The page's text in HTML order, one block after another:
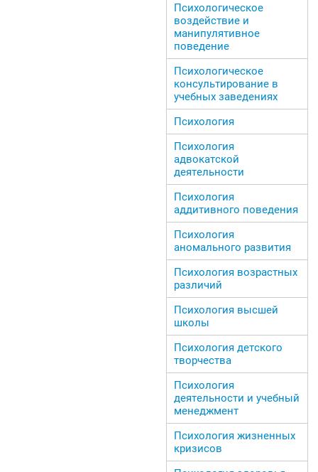
Психологическое
воздействие и
манипулятивное
поведение
Психологическое
консультирование в
учебных заведениях
Психология
Психология
адвокатской
деятельности
Психология
аддитивного поведения
Психология
аномального развития
Психология возрастных
различий
Психология высшей
школы
Психология детского
творчества
Психология
деятельности и учебный
менеджмент
Психология жизненных
кризисов